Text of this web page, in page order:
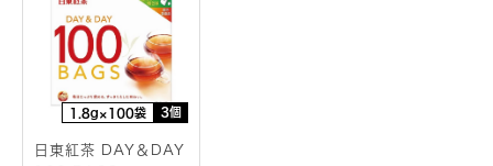
1.8g×100袋 3個
日東紅茶 DAY＆DAY